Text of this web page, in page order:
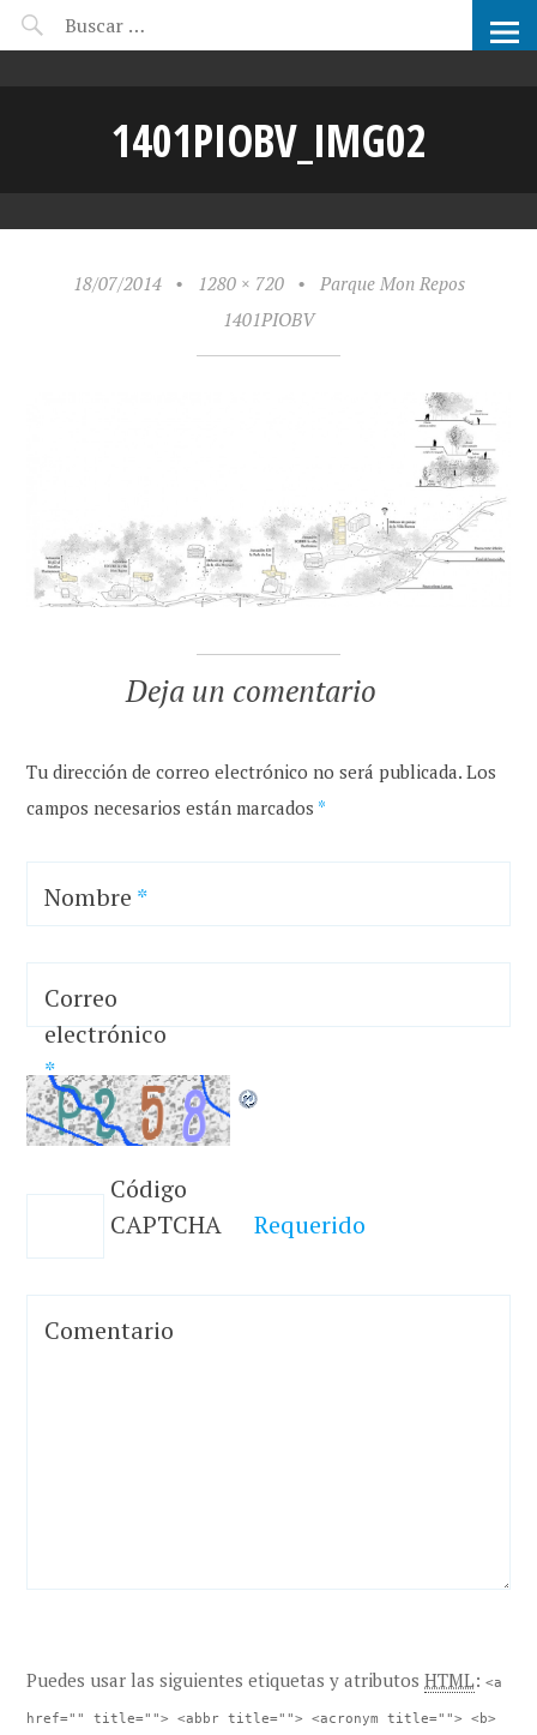
CANDIDATOS ARCHIPRIX
1401PIOBV_IMG02
18/07/2014 • 1280 × 720 •
Parque Mon Repos
1401PIOBV
Deja un comentario
Tu dirección de correo electrónico no será publicada. Los
campos necesarios están marcados *
Nombre *
Correo
electrónico
*
Código
CAPTCHA
Requerido
Comentario
Puedes usar las siguientes etiquetas y atributosHTML:<a
href="" title=""> <abbr title=""> <acronym title=""> <b>